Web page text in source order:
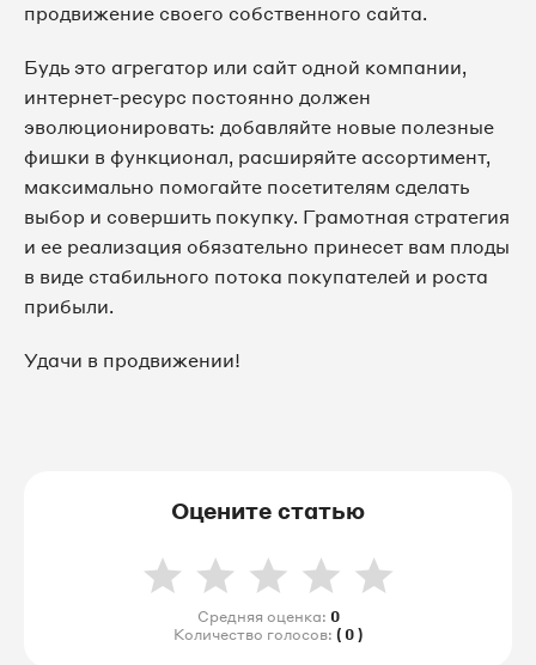
продвижение своего собственного сайта.
Будь это агрегатор или сайт одной компании,
интернет-ресурс постоянно должен
эволюционировать: добавляйте новые полезные
фишки в функционал, расширяйте ассортимент,
максимально помогайте посетителям сделать
выбор и совершить покупку. Грамотная стратегия
и ее реализация обязательно принесет вам плоды
в виде стабильного потока покупателей и роста
прибыли.
Удачи в продвижении!
Оцените статью
Средняя оценка: 0
Количество голосов: ( 0 )